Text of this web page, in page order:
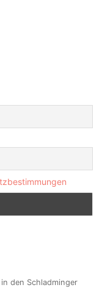
den Schladminger